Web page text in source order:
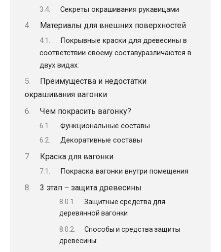
Секреты окрашивания рукавицами
Материалы для внешних поверхностей
Покрывные краски для древесины в
соответствии своему составуразличаются в
двух видах:
Преимущества и недостатки
окрашивания вагонки
Чем покрасить вагонку?
Функциональные составы
Декоративные составы
Краска для вагонки
Покраска вагонки внутри помещения
3 этап – защита древесины
Защитные средства для
деревянной вагонки
Способы и средства защиты
древесины: